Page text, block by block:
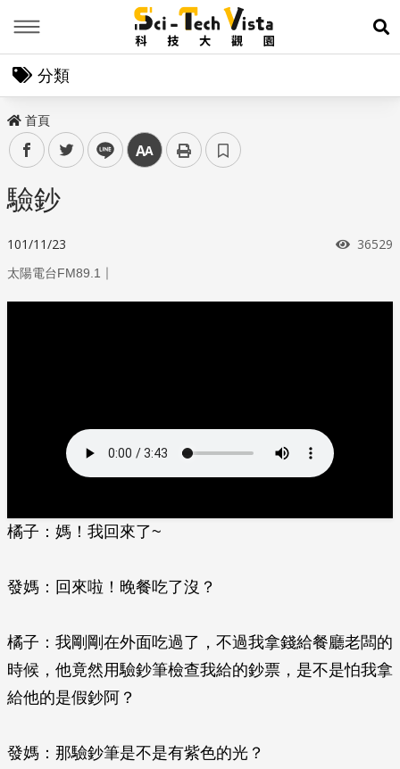
展
分類
首頁
facebooktwitter line 中
驗鈔
101/11/23 瀏覽次
36529
太陽電台FM89.1 ｜
橘子：媽！我回來了~
發媽：回來啦！晚餐吃了沒？
橘子：我剛剛在外面吃過了，不過我拿錢給餐廳老闆的
時候，他竟然用驗鈔筆檢查我給的鈔票，是不是怕我拿
給他的是假鈔阿？
發媽：那驗鈔筆是不是有紫色的光？